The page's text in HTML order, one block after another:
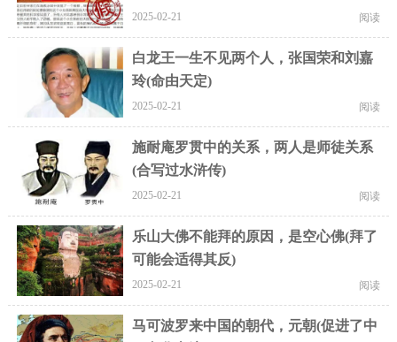
2025-02-21 阅读
白龙王一生不见两个人，张国荣和刘嘉
玲(命由天定)
2025-02-21 阅读
施耐庵罗贯中的关系，两人是师徒关系
(合写过水浒传)
2025-02-21 阅读
乐山大佛不能拜的原因，是空心佛(拜了
可能会适得其反)
2025-02-21 阅读
马可波罗来中国的朝代，元朝(促进了中